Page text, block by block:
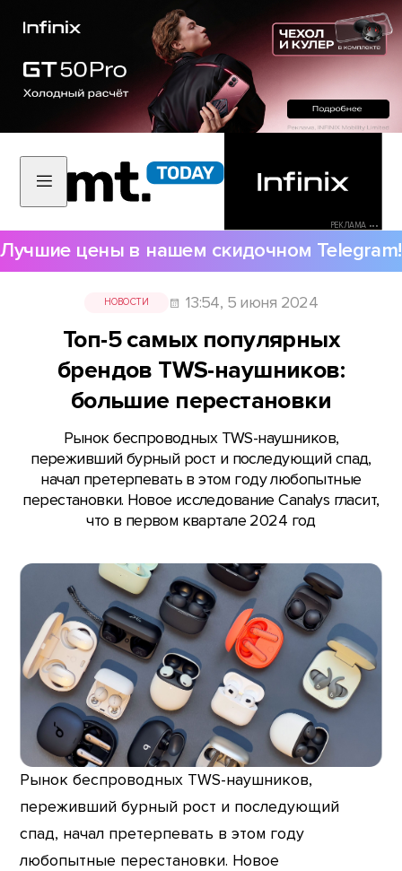
РЕКЛАМА •••
Лучшие цены в нашем скидочном Telegram!
НОВОСТИ 13:54, 5 июня 2024
Топ-5 самых популярных
брендов TWS-наушников:
большие перестановки
Рынок беспроводных TWS-наушников,
переживший бурный рост и последующий спад,
начал претерпевать в этом году любопытные
перестановки. Новое исследование Canalys гласит,
что в первом квартале 2024 год
Рынок беспроводных TWS-наушников,
переживший бурный рост и последующий
спад, начал претерпевать в этом году
любопытные перестановки. Новое